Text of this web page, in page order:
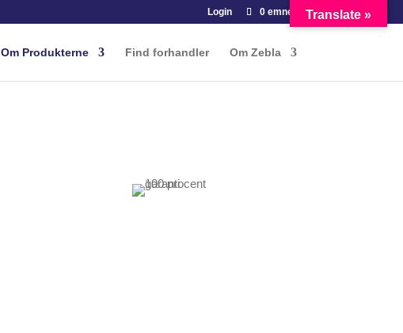
Login 0 emner
Om Produkterne Find forhandler Om Zebla
Translate »